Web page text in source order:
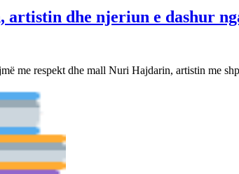
dhe njeriun e dashur
me respekt dhe mall Nuri Hajdarin, artistin me